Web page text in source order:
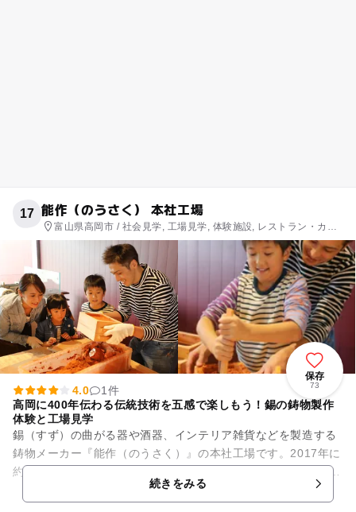
17 能作（のうさく） 本社工場
富山県高岡市 / 社会見学, 工場見学, 体験施設, レストラン・カフ
ェ, ショッピング
保存
73
4.0
1件
高岡に400年伝わる伝統技術を五感で楽しもう！錫の鋳物製作
体験と工場見学
錫（すず）の曲がる器や酒器、インテリア雑貨などを製造する
鋳物メーカー『能作（のうさく）』の本社工場です。2017年に
約4000坪の敷地に建てられた施設には、工場の他、錫（すず）
続きをみる